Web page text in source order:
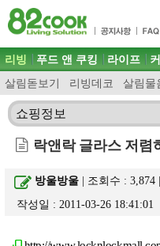
목차
주메뉴 바로가기
컨텐츠 바로가기
검색 바로가기
로그인 바로가기
주메뉴
리빙
살림돋보기 리빙데코 살림물
푸드 앤 쿠킹 라이프
쇼핑정보
락앤락 글라스 저렴
방울방울 | 조회수 : 3,874
작성일 : 2011-03-26 18:41:01